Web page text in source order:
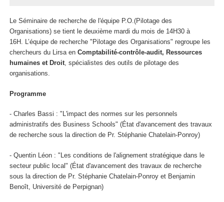
Le Séminaire de recherche de l'équipe P.O.(Pilotage des
Organisations) se tient le deuxième mardi du mois de 14H30 à
16H. L’équipe de recherche "Pilotage des Organisations" regroupe les
chercheurs du Lirsa en Comptabilité-contrôle-audit, Ressources
humaines et Droit, spécialistes des outils de pilotage des
organisations.
Programme
- Charles Bassi : "L'impact des normes sur les personnels
administratifs des Business Schools" (État d'avancement des travaux
de recherche sous la direction de Pr. Stéphanie Chatelain-Ponroy)
- Quentin Léon : "Les conditions de l'alignement stratégique dans le
secteur public local" (État d'avancement des travaux de recherche
sous la direction de Pr. Stéphanie Chatelain-Ponroy et Benjamin
Benoît, Université de Perpignan)